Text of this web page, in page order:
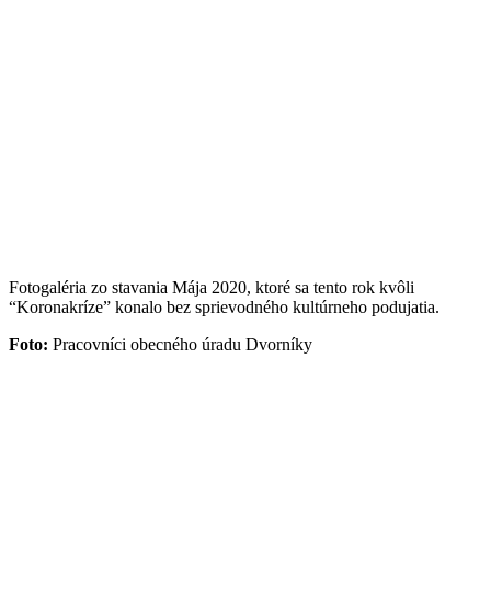
Fotogaléria zo stavania Mája 2020, ktoré sa tento rok kvôli
“Koronakríze” konalo bez sprievodného kultúrneho podujatia.
Foto: Pracovníci obecného úradu Dvorníky